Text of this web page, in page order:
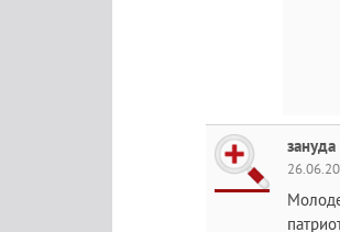
зануда